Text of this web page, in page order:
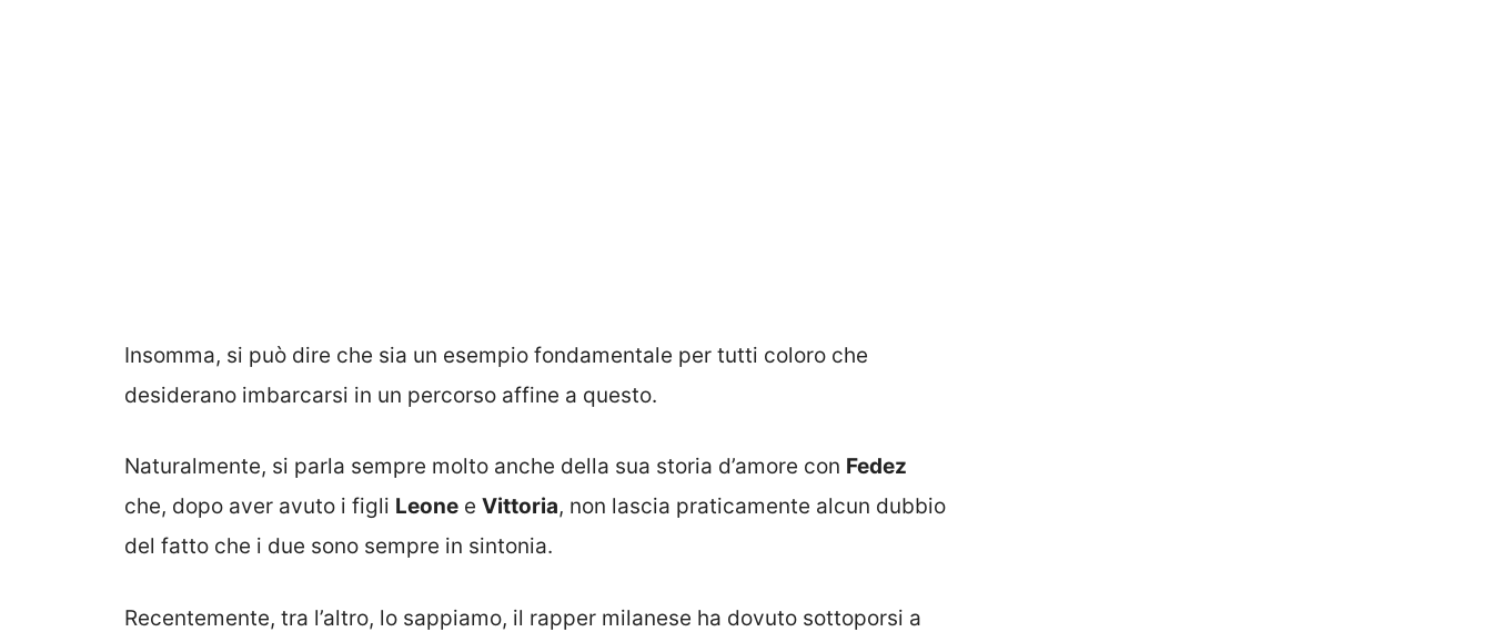
Insomma, si può dire che sia un esempio fondamentale per tutti coloro che
desiderano imbarcarsi in un percorso affine a questo.
Naturalmente, si parla sempre molto anche della sua storia d’amore con Fedez
che, dopo aver avuto i figli Leone e Vittoria, non lascia praticamente alcun dubbio
del fatto che i due sono sempre in sintonia.
Recentemente, tra l’altro, lo sappiamo, il rapper milanese ha dovuto sottoporsi a